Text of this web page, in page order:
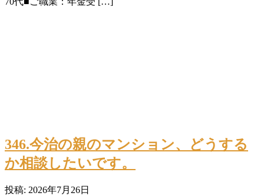
346.今治の親のマンション、どうする
か相談したいです。
投稿: 2026年7月26日